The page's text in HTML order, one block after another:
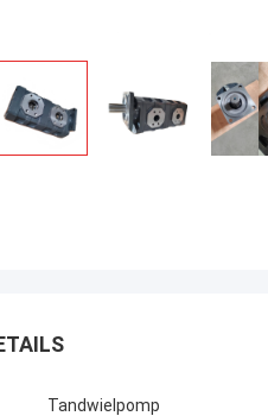
Tandwielpomp